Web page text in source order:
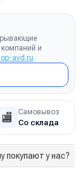
и
avd.ru
🏬 Самовывоз
Со склада
покупают у нас?